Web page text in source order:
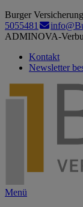
Burger
5055481
ADMINOVA-
Kontakt
Newsletter
Menü